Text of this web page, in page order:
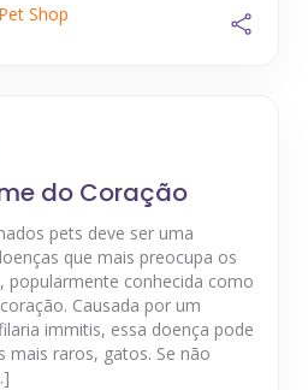
Shop
do Coração
pets deve ser uma
que mais preocupa os
popularmente conhecida como
Causada por um
immitis, essa doença pode
mais raros, gatos. Se não